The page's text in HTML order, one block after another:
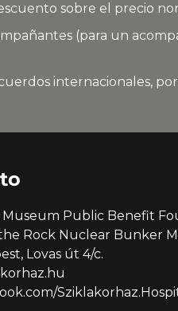
sobre el precio
(para un
internacionales,
Museum Public Benefit
Rock Nuclear Bunker
Lovas út 4/c.